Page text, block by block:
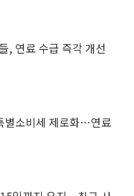
, 연료 수급 즉각 개선
별소비세 제로화…연료